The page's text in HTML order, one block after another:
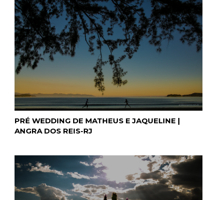
PRÉ WEDDING DE MATHEUS E JAQUELINE |
ANGRA DOS REIS-RJ